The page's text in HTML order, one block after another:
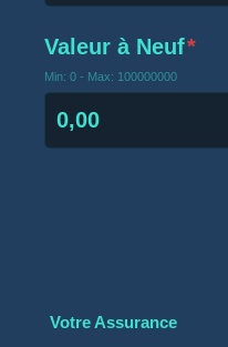
Valeur à Neuf*
Min: 0 - Max: 100000000
Votre Assurance